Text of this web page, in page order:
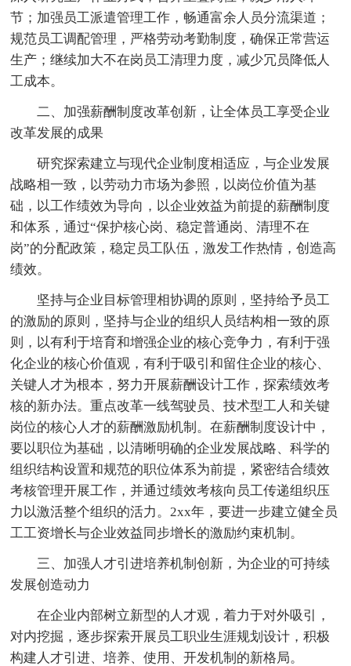
节；加强员工派遣管理工作，畅通富余人员分流渠道；
规范员工调配管理，严格劳动考勤制度，确保正常营运
生产；继续加大不在岗员工清理力度，减少冗员降低人
工成本。
二、加强薪酬制度改革创新，让全体员工享受企业
改革发展的成果
研究探索建立与现代企业制度相适应，与企业发展
战略相一致，以劳动力市场为参照，以岗位价值为基
础，以工作绩效为导向，以企业效益为前提的薪酬制度
和体系，通过“保护核心岗、稳定普通岗、清理不在
岗”的分配政策，稳定员工队伍，激发工作热情，创造高
绩效。
坚持与企业目标管理相协调的原则，坚持给予员工
的激励的原则，坚持与企业的组织人员结构相一致的原
则，以有利于培育和增强企业的核心竞争力，有利于强
化企业的核心价值观，有利于吸引和留住企业的核心、
关键人才为根本，努力开展薪酬设计工作，探索绩效考
核的新办法。重点改革一线驾驶员、技术型工人和关键
岗位的核心人才的薪酬激励机制。在薪酬制度设计中，
要以职位为基础，以清晰明确的企业发展战略、科学的
组织结构设置和规范的职位体系为前提，紧密结合绩效
考核管理开展工作，并通过绩效考核向员工传递组织压
力以激活整个组织的活力。2xx年，要进一步建立健全员
工工资增长与企业效益同步增长的激励约束机制。
三、加强人才引进培养机制创新，为企业的可持续
发展创造动力
在企业内部树立新型的人才观，着力于对外吸引，
对内挖掘，逐步探索开展员工职业生涯规划设计，积极
构建人才引进、培养、使用、开发机制的新格局。